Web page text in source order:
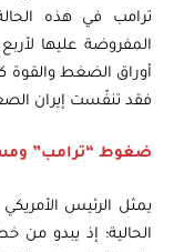
ترامب في هذه
المفروضة عليها
أوراق الضغط والقوة
فقد تنفّست إيران
ضغوط “ترامب”
يمثل الرئيس الأمريكي